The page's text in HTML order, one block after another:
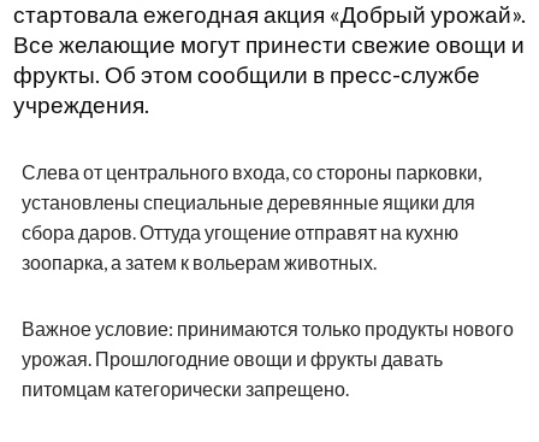
стартовала ежегодная акция «Добрый урожай».
Все желающие могут принести свежие овощи и
фрукты. Об этом сообщили в пресс-службе
учреждения.
Слева от центрального входа, со стороны парковки,
установлены специальные деревянные ящики для
сбора даров. Оттуда угощение отправят на кухню
зоопарка, а затем к вольерам животных.
Важное условие: принимаются только продукты нового
урожая. Прошлогодние овощи и фрукты давать
питомцам категорически запрещено.